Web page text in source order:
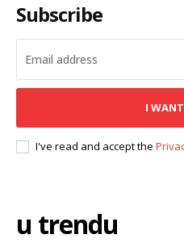
Subscribe
I
I've read and accept the
u trendu